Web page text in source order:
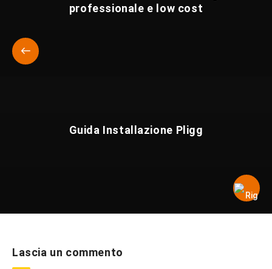
professionale e low cost
Guida Installazione Pligg
Lascia un commento